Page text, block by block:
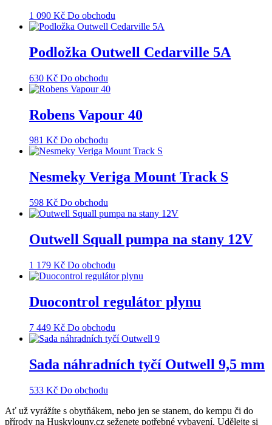
1 090 Kč Do obchodu
Podložka Outwell Cedarville 5A
630 Kč Do obchodu
Robens Vapour 40
981 Kč Do obchodu
Nesmeky Veriga Mount Track S
598 Kč Do obchodu
Outwell Squall pumpa na stany 12V
1 179 Kč Do obchodu
Duocontrol regulátor plynu
7 449 Kč Do obchodu
Sada náhradních tyčí Outwell 9,5 mm
533 Kč Do obchodu
Ať už vyrážíte s obytňákem, nebo jen se stanem, do kempu či do
přírody na Huskylouny.cz seženete potřebné vybavení. Udělejte si